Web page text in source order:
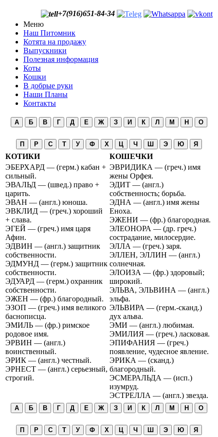
+7(916)651-84-34
Меню
Наш Питомник
Котята на продажу
Выпускники
Полезная информация
Коты
Кошки
В добрые руки
Наши Планы
Контакты
А Б В Г Д Е Ж З И К Л М Н О
П Р С Т У Ф Х Ц Ч Ш Э Ю Я
КОТИКИ
КОШЕЧКИ
ЭБЕРХАРД — (герм.) кабан +
сильный.
ЭВАЛЬД — (швед.) право +
царить.
ЭВАН — (англ.) юноша.
ЭВКЛИД — (греч.) хороший
+ слава.
ЭГЕЙ — (греч.) имя царя
Афин.
ЭДВИН — (англ.) защитник
собственности.
ЭДМУНД — (герм.) защитник
собственности.
ЭДУАРД — (герм.) охранник
собственности.
ЭЖЕН — (фр.) благородный.
ЭЗОП — (греч.) имя великого
баснописца.
ЭМИЛЬ — (фр.) римское
родовое имя.
ЭРВИН — (англ.)
воинственный.
ЭРИК — (англ.) честный.
ЭРНЕСТ — (англ.) серьезный,
строгий.
ЭВРИДИКА — (греч.) имя
жены Орфея.
ЭДИТ — (англ.)
собственность; борьба.
ЭДНА — (англ.) имя жены
Еноха.
ЭЖЕНИ — (фр.) благородная.
ЭЛЕОНОРА — (др. греч.)
сострадание, милосердие.
ЭЛЛА — (греч.) заря.
ЭЛЛЕН, ЭЛЛИН — (англ.)
солнечная.
ЭЛОИЗА — (фр.) здоровый;
широкий.
ЭЛЬВА, ЭЛЬВИНА — (англ.)
эльфа.
ЭЛЬВИРА — (герм.-сканд.)
дух альва.
ЭМИ — (англ.) любимая.
ЭМИЛИЯ — (греч.) ласковая.
ЭПИФАНИЯ — (греч.)
появление, чудесное явление.
ЭРИКА — (сканд.)
благородный.
ЭСМЕРАЛЬДА — (исп.)
изумруд.
ЭСТРЕЛЛА — (англ.) звезда.
А Б В Г Д Е Ж З И К Л М Н О
П Р С Т У Ф Х Ц Ч Ш Э Ю Я